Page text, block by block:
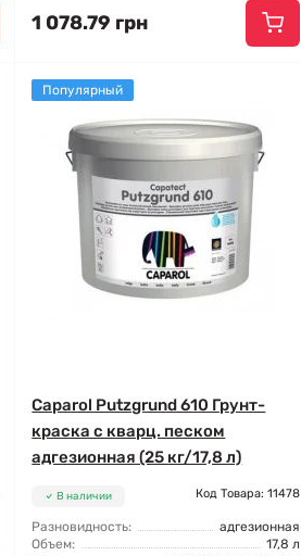
1 078.79 грн
Популярный
Caparol Putzgrund 610 Грунт-
краска с кварц. песком
адгезионная (25 кг/17,8 л)
В наличии Код Товара: 11478
Разновидность:
адгезионная
Объем:
17,8 л